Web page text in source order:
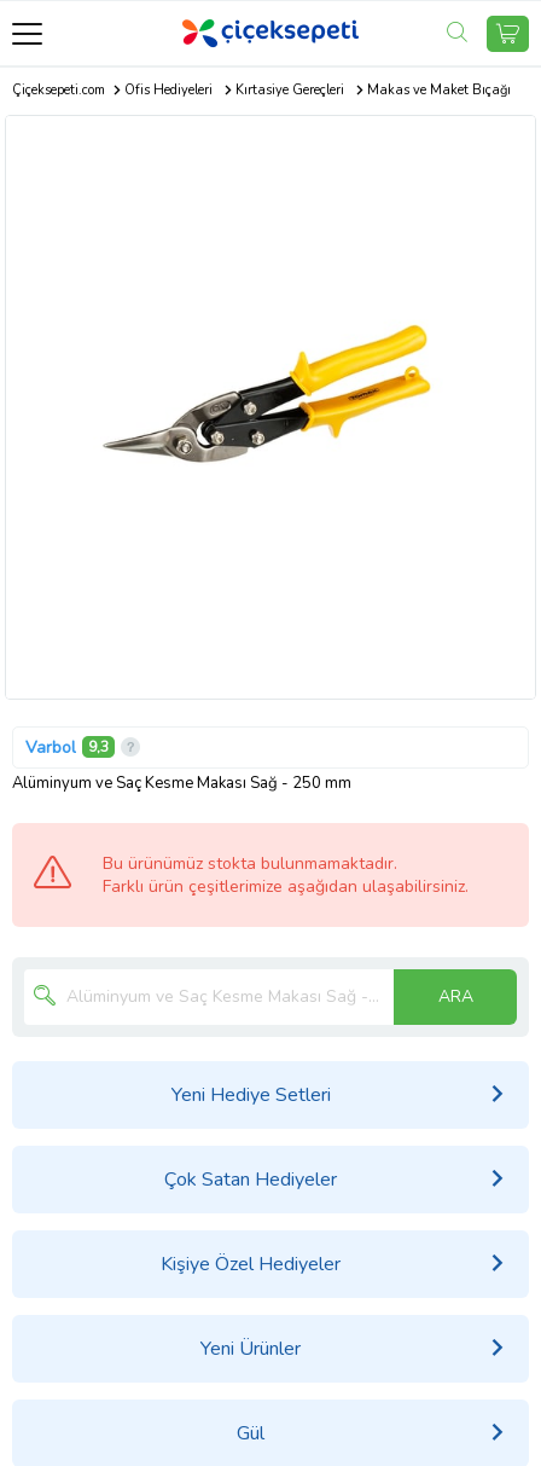
Çiçeksepeti.com Ofis Hediyeleri Kırtasiye Gereçleri Makas ve Maket Bıçağı
Varbol 9,3
Alüminyum ve Saç Kesme Makası Sağ - 250 mm
Bu ürünümüz stokta bulunmamaktadır.
Farklı ürün çeşitlerimize aşağıdan ulaşabilirsiniz.
ARA
Yeni Hediye Setleri
Çok Satan Hediyeler
Kişiye Özel Hediyeler
Yeni Ürünler
Gül